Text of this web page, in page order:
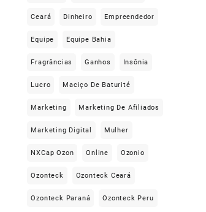
Ceará Dinheiro Empreendedor
Equipe Equipe Bahia
Fragrâncias Ganhos Insônia
Lucro Maciço De Baturité
Marketing Marketing De Afiliados
Marketing Digital Mulher
NXCap Ozon Online Ozonio
Ozonteck Ozonteck Ceará
Ozonteck Paraná Ozonteck Peru